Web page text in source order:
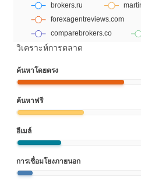
วิเคราะห์การตลาด
ค้นหาโดยตรง
ค้นหาฟรี
อีเมล์
การเชื่อมโยงภายนอก